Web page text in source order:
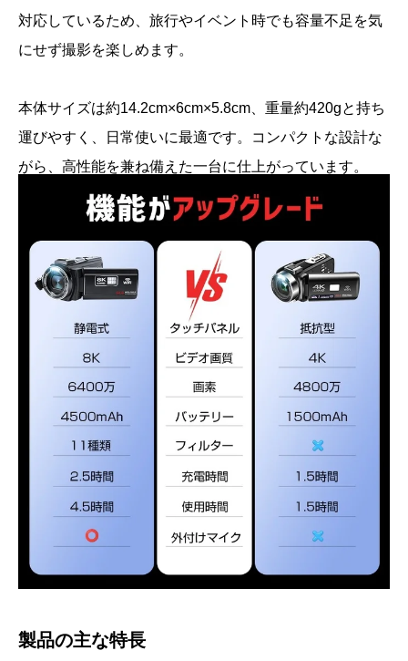
対応しているため、旅行やイベント時でも容量不足を気
にせず撮影を楽しめます。
本体サイズは約14.2cm×6cm×5.8cm、重量約420gと持ち
運びやすく、日常使いに最適です。コンパクトな設計な
がら、高性能を兼ね備えた一台に仕上がっています。
製品の主な特長